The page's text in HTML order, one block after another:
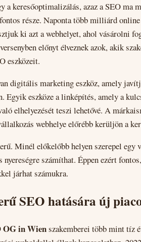
a keresőoptimalizálás, azaz a SEO ma
része. Naponta több milliárd
ki azt a webhelyet, ahol vásárolni
előnyt élveznek azok, akik
eszközeit.
digitális marketing eszköz, amely
Egyik eszköze a linképítés, amely a
elhelyezését teszi lehetővé. A
webhelye előrébb kerüljön a
Minél előkelőbb helyen szerepel egy
nyereségre számíthat. Éppen ezért
járhat számukra.
SEO hatására új
OG in Wienszakemberei több mint tíz